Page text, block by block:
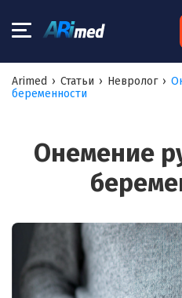
Arimed › Статьи › Невролог ›
беременности
Онемение
Запишитесь на
Ваш телефон:*
Ваш e-mail:*